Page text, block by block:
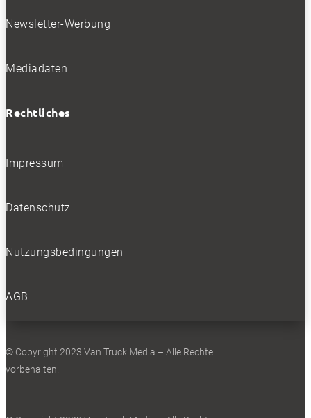
Newsletter-Werbung
Mediadaten
Rechtliches
Impressum
Datenschutz
Nutzungsbedingungen
AGB
© Copyright 2023 Van Truck Media – Alle Rechte
vorbehalten.